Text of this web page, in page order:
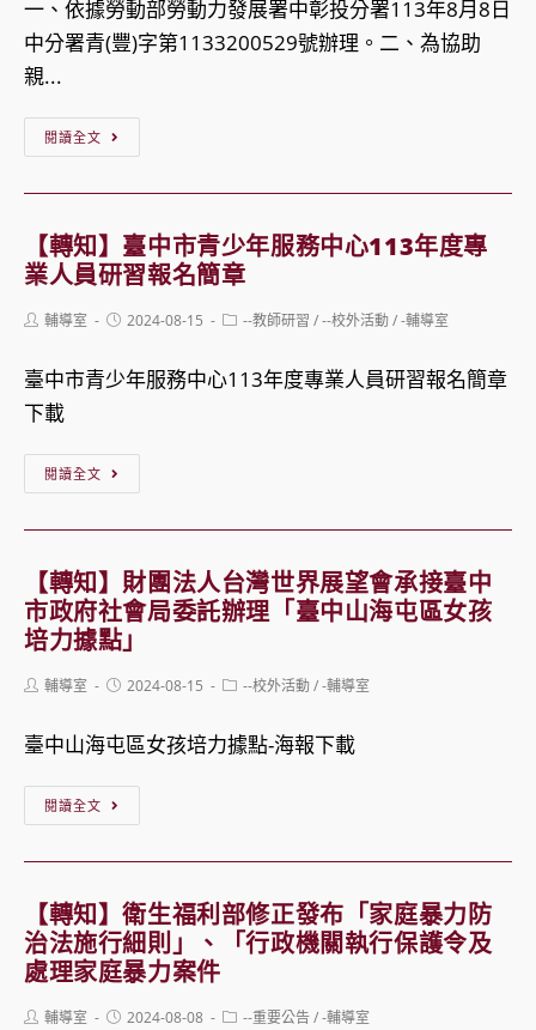
網
學
「半
導
體
小
深
化
課
一、依據勞動部勞動力發展署中彰投分署113年8月8日
中分署青(豐)字第1133200529號辦理。二、為協助
親...
閱讀全文
勞
動
部
動
力
中
彰
投
分
度
識
共
創
未
【轉知】臺中市青少年服務中心113年度專
業人員研習報名簡章
Post輔導室
Post2024-08-15
Post--教師研習 /--校外活動/-輔導室
臺中市青少年服務中心113年度專業人員研習報名簡章
下載
閱讀全文
臺
中
市
服
113
年
度
專
業
【轉知】財團法人台灣世界展望會承接臺中
市政府社會局委託辦理「臺中山海屯區女孩
培力據點」
Post輔導室
Post2024-08-15
Post--校外活動/-輔導室
臺中山海屯區女孩培力據點-海報下載
閱讀全文
財
團
法
人
【轉知】衛生福利部修正發布「家庭暴力防
治法施行細則」、「行政機關執行保護令及
處理家庭暴力案件
Post輔導室
Post2024-08-08
Post--重要公告/-輔導室